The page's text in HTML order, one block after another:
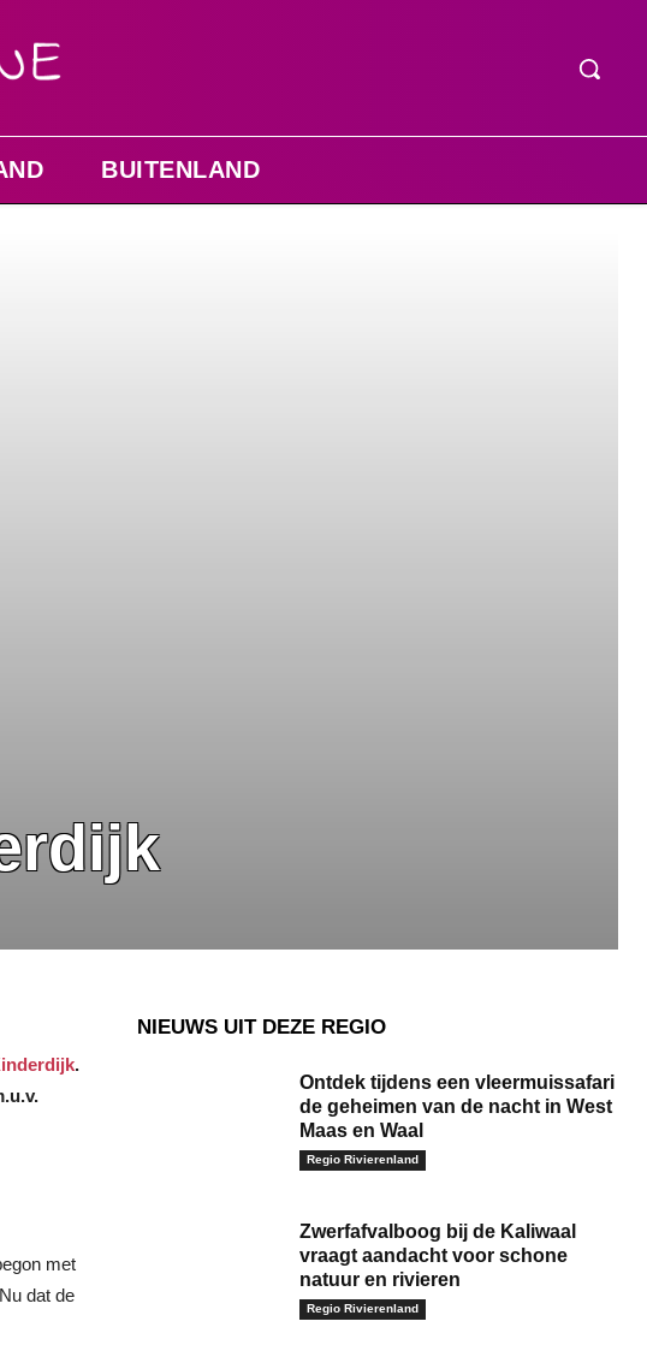
BUITENLAND
.
met
dat de
NIEUWS UIT DEZE REGIO
Ontdek tijdens een vleermuissafari
de geheimen van de nacht in West
Maas en Waal
Regio Rivierenland
Zwerfafvalboog bij de Kaliwaal
vraagt aandacht voor schone
natuur en rivieren
Regio Rivierenland